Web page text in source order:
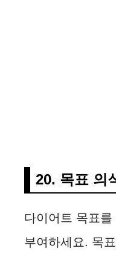
20. 목표 의
다이어트 목표
부여하세요. 목